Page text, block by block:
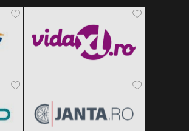
Clic și Vezi Ofertele!